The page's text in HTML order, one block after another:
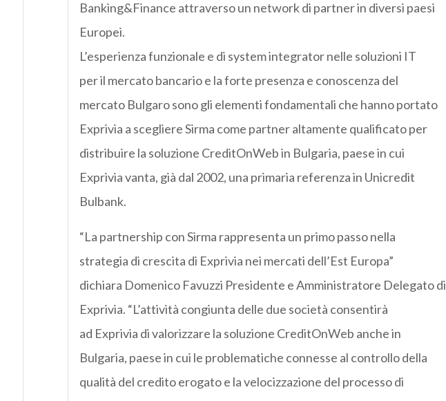
Banking&Finance attraverso un network di partner in diversi paesi
Europei.
L’esperienza funzionale e di system integrator nelle soluzioni IT
per il mercato bancario e la forte presenza e conoscenza del
mercato Bulgaro sono gli elementi fondamentali che hanno portato
Exprivia a scegliere Sirma come partner altamente qualificato per
distribuire la soluzione CreditOnWeb in Bulgaria, paese in cui
Exprivia vanta, già dal 2002, una primaria referenza in Unicredit
Bulbank.
“La partnership con Sirma rappresenta un primo passo nella
strategia di crescita di Exprivia nei mercati dell’Est Europa”
dichiara Domenico Favuzzi Presidente e Amministratore Delegato di
Exprivia. “L’attività congiunta delle due società consentirà
ad Exprivia di valorizzare la soluzione CreditOnWeb anche in
Bulgaria, paese in cui le problematiche connesse al controllo della
qualità del credito erogato e la velocizzazione del processo di